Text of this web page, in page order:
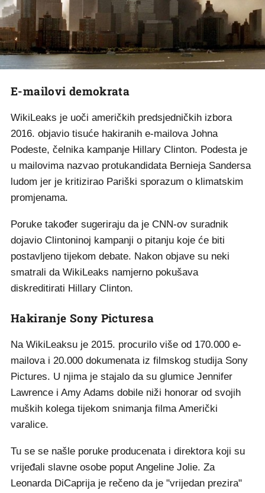
E-mailovi demokrata
WikiLeaks je uoči američkih predsjedničkih izbora
2016. objavio tisuće hakiranih e-mailova Johna
Podeste, čelnika kampanje Hillary Clinton. Podesta je
u mailovima nazvao protukandidata Bernieja Sandersa
ludom jer je kritizirao Pariški sporazum o klimatskim
promjenama.
Poruke također sugeriraju da je CNN-ov suradnik
dojavio Clintoninoj kampanji o pitanju koje će biti
postavljeno tijekom debate. Nakon objave su neki
smatrali da WikiLeaks namjerno pokušava
diskreditirati Hillary Clinton.
Hakiranje Sony Picturesa
Na WikiLeaksu je 2015. procurilo više od 170.000 e-
mailova i 20.000 dokumenata iz filmskog studija Sony
Pictures. U njima je stajalo da su glumice Jennifer
Lawrence i Amy Adams dobile niži honorar od svojih
muških kolega tijekom snimanja filma Američki
varalice.
Tu se se našle poruke producenata i direktora koji su
vrijeđali slavne osobe poput Angeline Jolie. Za
Leonarda DiCaprija je rečeno da je "vrijedan prezira"